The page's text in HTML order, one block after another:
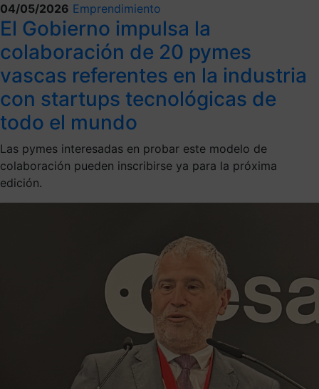
04/05/2026 Emprendimiento
El Gobierno impulsa la
colaboración de 20 pymes
vascas referentes en la industria
con startups tecnológicas de
todo el mundo
Las pymes interesadas en probar este modelo de
colaboración pueden inscribirse ya para la próxima
edición.